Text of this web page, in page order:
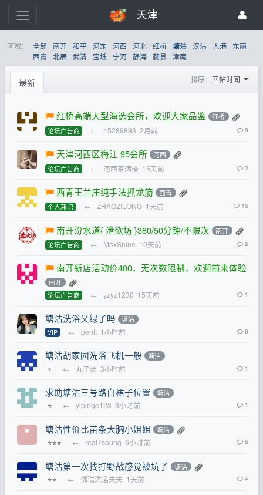
天津
区域： 全部 南开 和平 河东 河西 河北 红桥 塘沽 汉沽 大港
东丽
西青 北辰 武清 宝坻 宁河 静海 蓟县 津南
最新 排序： 回帖时间
红桥高端大型海选会所，欢迎大家品鉴 红桥
论坛广告商 ← 45289893 2月前 9
天津河西区梅江 95会所 河西
论坛广告商 ← 河西茶满楼 15天前 3
西青王兰庄纯手法抓龙筋 西青
个人兼职 ← ZHAOZILONG 1天前 16
南开汾水道{ 泄欲坊 }380/50分钟/不限次 南开
论坛广告商 ← MaxShine 10天前 2
南开新店活动价400，无次数限制，欢迎前来体验
南开
论坛广告商 ← yzyz1230 15天前 1
塘沽洗浴又绿了吗 塘沽
VIP ← pentt 1小时前 6
塘沽胡家园洗浴飞机一般 塘沽
⭐ ← 丸子汤 3小时前 1
求助塘沽三号路白裙子位置 塘沽
⭐ ← yipinge123 3小时前 1
塘沽性价比苗条大胸小姐姐 塘沽
⭐⭐⭐ ← real7soung 6小时前 6
塘沽第一次找打野战感觉被坑了 塘沽
⭐⭐ ← 佛瑞洪诺夫夫 1天前 4